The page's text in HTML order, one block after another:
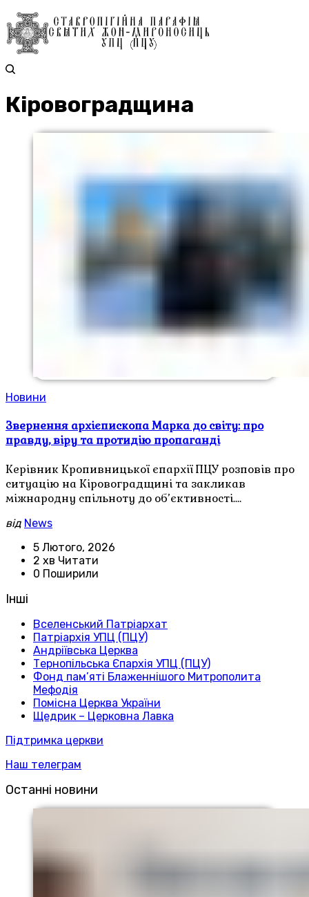
Кіровоградщина
Новини
Звернення архієпископа Марка до світу: про
правду, віру та протидію пропаганді
Керівник Кропивницької єпархії ПЦУ розповів про
ситуацію на Кіровоградщині та закликав
міжнародну спільноту до об’єктивності.…
від News
5 Лютого, 2026
2 хв Читати
0 Поширили
Інші
Вселенський Патріархат
Патріархія УПЦ (ПЦУ)
Андріївська Церква
Тернопільська Єпархія УПЦ (ПЦУ)
Фонд пам’яті Блаженнішого Митрополита
Мефодія
Помісна Церква України
Щедрик – Церковна Лавка
Підтримка церкви
Наш телеграм
Останні новини